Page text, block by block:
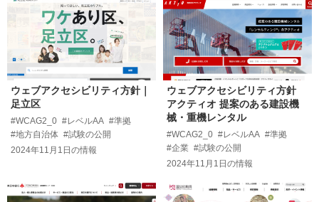
ウェブアクセシビリティ方針｜
足立区
#WCAG2_0 #レベルAA #準拠
#地方自治体 #試験の公開
2024年11月1日の情報
ウェブアクセシビリティ方針
アクティオ 提案のある建設機
械・重機レンタル
#WCAG2_0 #レベルAA #準拠
#企業 #試験の公開
2024年11月1日の情報